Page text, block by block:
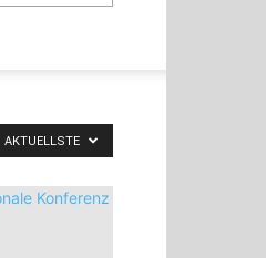
AKTUELLSTE